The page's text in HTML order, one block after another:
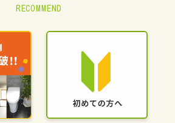
RECOMMEND